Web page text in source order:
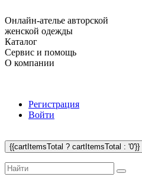
Онлайн-ателье авторской
женской одежды
Каталог
Сервис и помощь
О компании
Регистрация
Войти
{{cartItemsTotal ? cartItemsTotal : '0'}}